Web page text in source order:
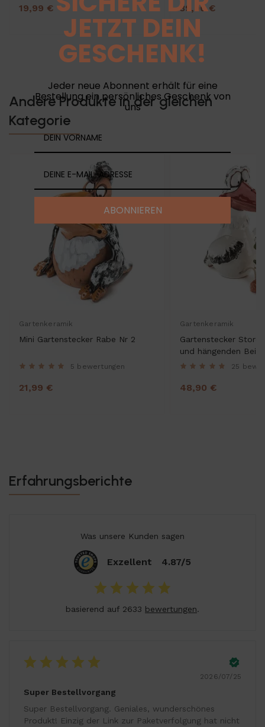
19,99 € 39,90 €
Andere Produkte in der gleichen
Kategorie
Gartenkeramik
Mini Gartenstecker Rabe Nr 2
5 bewertungen
21,99 €
Gartenkeramik
Gartenstecker
und hängenden
25
48,90 €
Erfahrungsberichte
Was unsere Kunden sagen
Exzellent 4.87/5
basierend auf 2633 bewertungen.
2026/07/25
Super Bestellvorgang
Super Bestellvorgang. Geniales, wunderschönes
Produkt! Einzig der Link zur Paketverfolgung hat nicht
JETZT DEIN
GESCHENK!
Jeder neue Abonnent erhält für eine
Bestellung ein persönliches Geschenk von
uns
ABONNIEREN